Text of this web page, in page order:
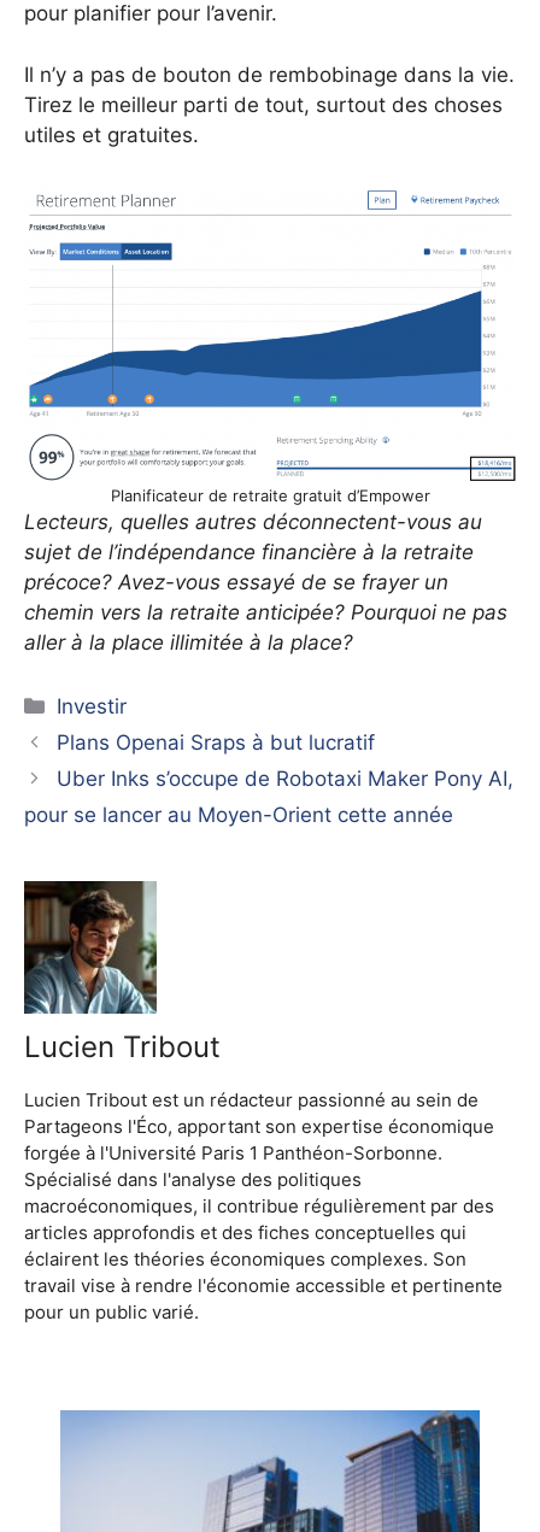
pour planifier pour l’avenir.
Il n’y a pas de bouton de rembobinage dans la vie.
Tirez le meilleur parti de tout, surtout des choses
utiles et gratuites.
Planificateur de retraite gratuit d’Empower
Lecteurs, quelles autres déconnectent-vous au
sujet de l’indépendance financière à la retraite
précoce? Avez-vous essayé de se frayer un
chemin vers la retraite anticipée? Pourquoi ne pas
aller à la place illimitée à la place?
Catégories
Investir
Plans Openai Sraps à but lucratif
Uber Inks s’occupe de Robotaxi Maker Pony AI,
pour se lancer au Moyen-Orient cette année
Lucien Tribout
Lucien Tribout est un rédacteur passionné au sein de
Partageons l'Éco, apportant son expertise économique
forgée à l'Université Paris 1 Panthéon-Sorbonne.
Spécialisé dans l'analyse des politiques
macroéconomiques, il contribue régulièrement par des
articles approfondis et des fiches conceptuelles qui
éclairent les théories économiques complexes. Son
travail vise à rendre l'économie accessible et pertinente
pour un public varié.